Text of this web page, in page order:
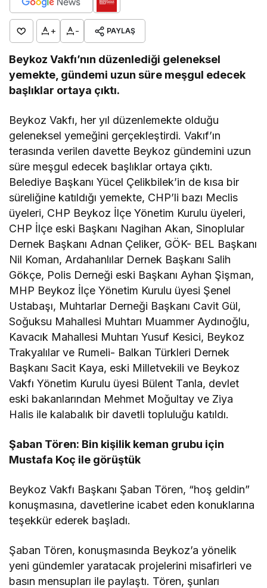
+ - PAYLAŞ
Beykoz Vakfı’nın düzenlediği geleneksel
yemekte, gündemi uzun süre meşgul edecek
başlıklar ortaya çıktı.
Beykoz Vakfı, her yıl düzenlemekte olduğu
geleneksel yemeğini gerçekleştirdi. Vakıf’ın
terasında verilen davette Beykoz gündemini uzun
süre meşgul edecek başlıklar ortaya çıktı.
Belediye Başkanı Yücel Çelikbilek’in de kısa bir
süreliğine katıldığı yemekte, CHP’li bazı Meclis
üyeleri, CHP Beykoz İlçe Yönetim Kurulu üyeleri,
CHP İlçe eski Başkanı Nagihan Akan, Sinoplular
Dernek Başkanı Adnan Çeliker, GÖK- BEL Başkanı
Nil Koman, Ardahanlılar Dernek Başkanı Salih
Gökçe, Polis Derneği eski Başkanı Ayhan Şişman,
MHP Beykoz İlçe Yönetim Kurulu üyesi Şenel
Ustabaşı, Muhtarlar Derneği Başkanı Cavit Gül,
Soğuksu Mahallesi Muhtarı Muammer Aydınoğlu,
Kavacık Mahallesi Muhtarı Yusuf Kesici, Beykoz
Trakyalılar ve Rumeli- Balkan Türkleri Dernek
Başkanı Sacit Kaya, eski Milletvekili ve Beykoz
Vakfı Yönetim Kurulu üyesi Bülent Tanla, devlet
eski bakanlarından Mehmet Moğultay ve Ziya
Halis ile kalabalık bir davetli topluluğu katıldı.
Şaban Tören: Bin kişilik keman grubu için
Mustafa Koç ile görüştük
Beykoz Vakfı Başkanı Şaban Tören, “hoş geldin”
konuşmasına, davetlerine icabet eden konuklarına
teşekkür ederek başladı.
Şaban Tören, konuşmasında Beykoz’a yönelik
yeni gündemler yaratacak projelerini misafirleri ve
basın mensupları ile paylaştı. Tören, şunları